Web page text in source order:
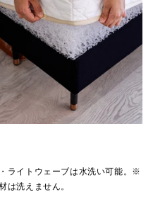
ライトウェーブは水洗い可能。※
は洗えません。